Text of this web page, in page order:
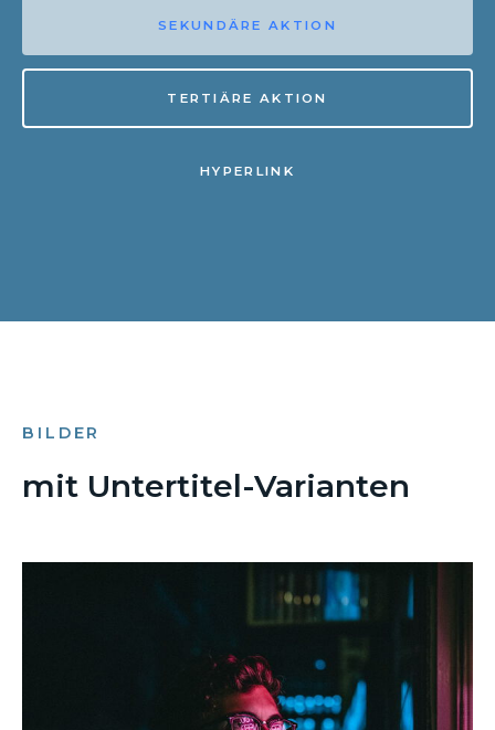
SEKUNDÄRE AKTION
TERTIÄRE AKTION
HYPERLINK
BILDER
mit Untertitel-Varianten